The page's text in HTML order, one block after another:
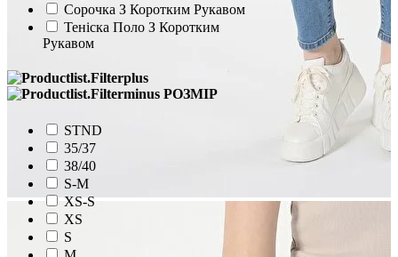
Сорочка З Коротким Рукавом
Теніска Поло З Коротким
Рукавом
РОЗМІР
STND
35/37
38/40
S-M
XS-S
XS
S